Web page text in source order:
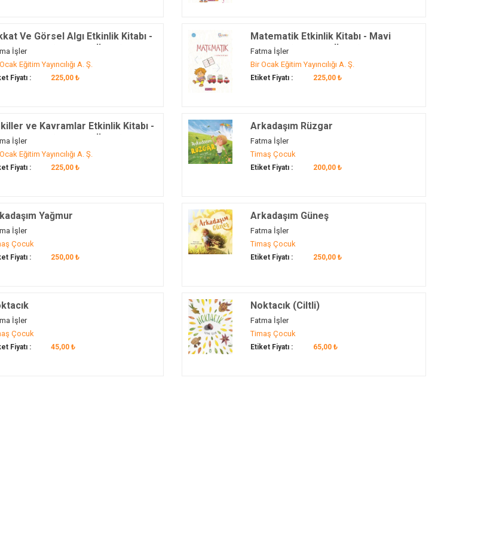
Ve Görsel Algı Etkinlik Kitabı -
Çember (48 Ay ve Üzeri)
İşler
Eğitim Yayıncılığı A. Ş.
Fiyatı : 225,00 ₺
Matematik Etkinlik Kitabı - Mavi
Çember (48 Ay ve Üzeri)
Fatma İşler
Bir Ocak Eğitim Yayıncılığı A. Ş.
Etiket Fiyatı : 225,00 ₺
ve Kavramlar Etkinlik Kitabı -
Çember (48 Ay ve Üzeri)
İşler
Eğitim Yayıncılığı A. Ş.
Fiyatı : 225,00 ₺
Arkadaşım Rüzgar
Fatma İşler
Timaş Çocuk
Etiket Fiyatı : 200,00 ₺
Yağmur
İşler
Çocuk
Fiyatı : 250,00 ₺
Arkadaşım Güneş
Fatma İşler
Timaş Çocuk
Etiket Fiyatı : 250,00 ₺
İşler
Çocuk
Fiyatı : 45,00 ₺
Noktacık (Ciltli)
Fatma İşler
Timaş Çocuk
Etiket Fiyatı : 65,00 ₺